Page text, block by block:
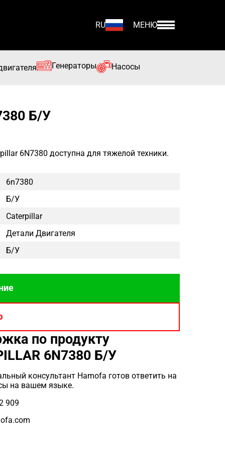
RU МЕНЮ
Генераторы Насосы
Б/У
6N7380 доступна для тяжелой техники.
6n7380
Б/у
Caterpillar
Детали Двигателя
Б/у
по продукту
6N7380 Б/У
консультант Hamofa готов ответить на
на вашем языке.
909